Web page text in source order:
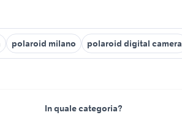
polaroid milano polaroid digital camera
In quale categoria?